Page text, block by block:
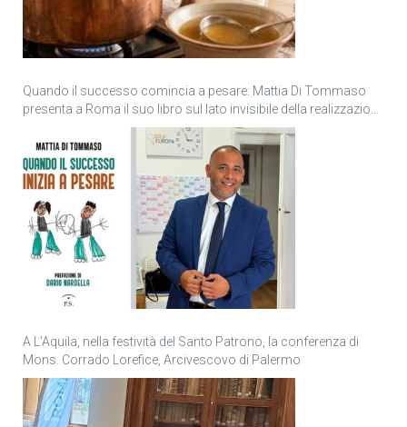
Quando il successo comincia a pesare: Mattia Di Tommaso
presenta a Roma il suo libro sul lato invisibile della realizzazione
A L’Aquila, nella festività del Santo Patrono, la conferenza di
Mons. Corrado Lorefice, Arcivescovo di Palermo